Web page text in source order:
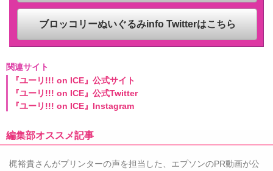
ブロッコリーぬいぐるみinfo Twitterはこちら
関連サイト
『ユーリ!!! on ICE』公式サイト
『ユーリ!!! on ICE』公式Twitter
『ユーリ!!! on ICE』Instagram
編集部オススメ記事
梶裕貴さんがプリンターの声を担当した、エプソンのPR動画が公